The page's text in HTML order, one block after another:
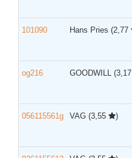
101090 Hans Pries (2,77
og216 GOODWILL (3,17
056115561g VAG (3,55 )